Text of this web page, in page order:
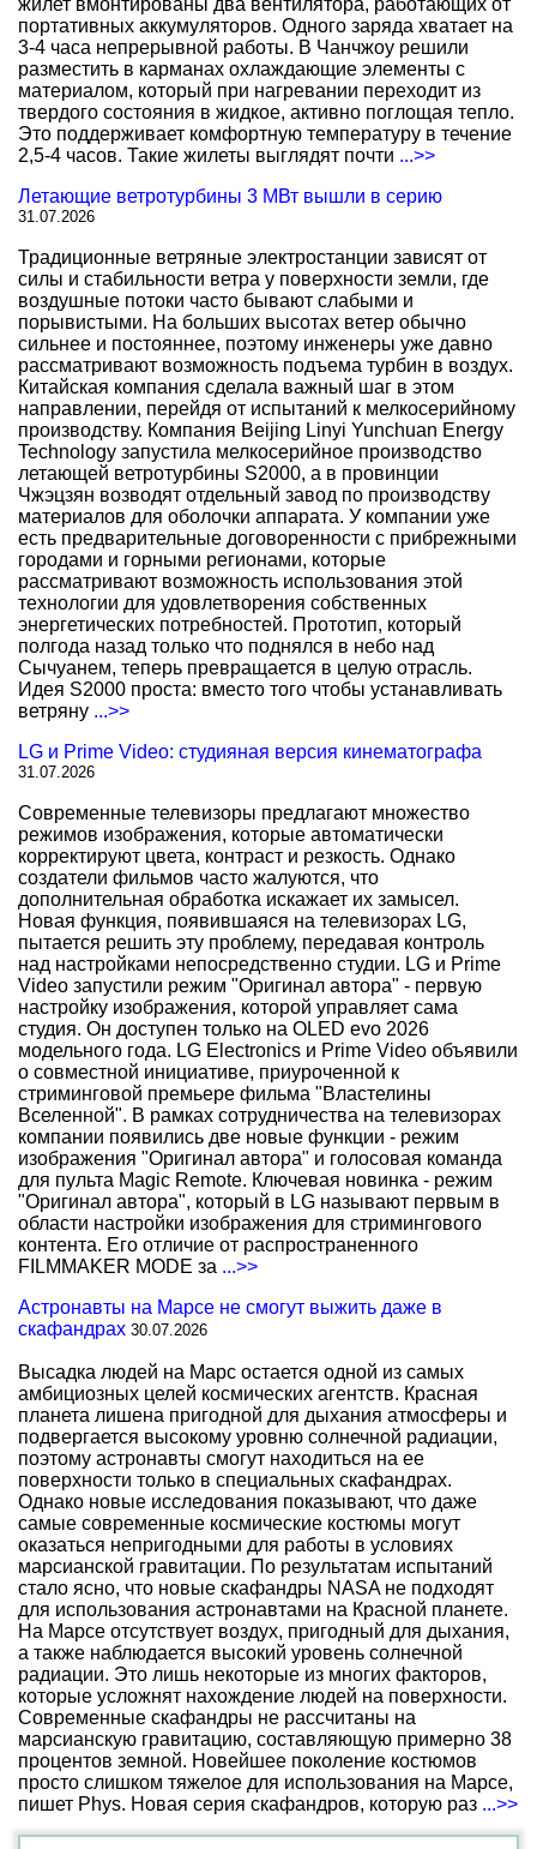
жилет вмонтированы два вентилятора, работающих от
портативных аккумуляторов. Одного заряда хватает на
3-4 часа непрерывной работы. В Чанчжоу решили
разместить в карманах охлаждающие элементы с
материалом, который при нагревании переходит из
твердого состояния в жидкое, активно поглощая тепло.
Это поддерживает комфортную температуру в течение
2,5-4 часов. Такие жилеты выглядят почти ...>>
Летающие ветротурбины 3 МВт вышли в серию
31.07.2026
Традиционные ветряные электростанции зависят от
силы и стабильности ветра у поверхности земли, где
воздушные потоки часто бывают слабыми и
порывистыми. На больших высотах ветер обычно
сильнее и постояннее, поэтому инженеры уже давно
рассматривают возможность подъема турбин в воздух.
Китайская компания сделала важный шаг в этом
направлении, перейдя от испытаний к мелкосерийному
производству. Компания Beijing Linyi Yunchuan Energy
Technology запустила мелкосерийное производство
летающей ветротурбины S2000, а в провинции
Чжэцзян возводят отдельный завод по производству
материалов для оболочки аппарата. У компании уже
есть предварительные договоренности с прибрежными
городами и горными регионами, которые
рассматривают возможность использования этой
технологии для удовлетворения собственных
энергетических потребностей. Прототип, который
полгода назад только что поднялся в небо над
Сычуанем, теперь превращается в целую отрасль.
Идея S2000 проста: вместо того чтобы устанавливать
ветряну ...>>
LG и Prime Video: студияная версия кинематографа
31.07.2026
Современные телевизоры предлагают множество
режимов изображения, которые автоматически
корректируют цвета, контраст и резкость. Однако
создатели фильмов часто жалуются, что
дополнительная обработка искажает их замысел.
Новая функция, появившаяся на телевизорах LG,
пытается решить эту проблему, передавая контроль
над настройками непосредственно студии. LG и Prime
Video запустили режим "Оригинал автора" - первую
настройку изображения, которой управляет сама
студия. Он доступен только на OLED evo 2026
модельного года. LG Electronics и Prime Video объявили
о совместной инициативе, приуроченной к
стриминговой премьере фильма "Властелины
Вселенной". В рамках сотрудничества на телевизорах
компании появились две новые функции - режим
изображения "Оригинал автора" и голосовая команда
для пульта Magic Remote. Ключевая новинка - режим
"Оригинал автора", который в LG называют первым в
области настройки изображения для стримингового
контента. Его отличие от распространенного
FILMMAKER MODE за ...>>
Астронавты на Марсе не смогут выжить даже в
скафандрах 30.07.2026
Высадка людей на Марс остается одной из самых
амбициозных целей космических агентств. Красная
планета лишена пригодной для дыхания атмосферы и
подвергается высокому уровню солнечной радиации,
поэтому астронавты смогут находиться на ее
поверхности только в специальных скафандрах.
Однако новые исследования показывают, что даже
самые современные космические костюмы могут
оказаться непригодными для работы в условиях
марсианской гравитации. По результатам испытаний
стало ясно, что новые скафандры NASA не подходят
для использования астронавтами на Красной планете.
На Марсе отсутствует воздух, пригодный для дыхания,
а также наблюдается высокий уровень солнечной
радиации. Это лишь некоторые из многих факторов,
которые усложнят нахождение людей на поверхности.
Современные скафандры не рассчитаны на
марсианскую гравитацию, составляющую примерно 38
процентов земной. Новейшее поколение костюмов
просто слишком тяжелое для использования на Марсе,
пишет Phys. Новая серия скафандров, которую раз ...>>